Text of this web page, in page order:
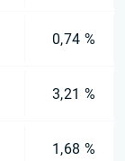
0,74 %
3,21 %
1,68 %